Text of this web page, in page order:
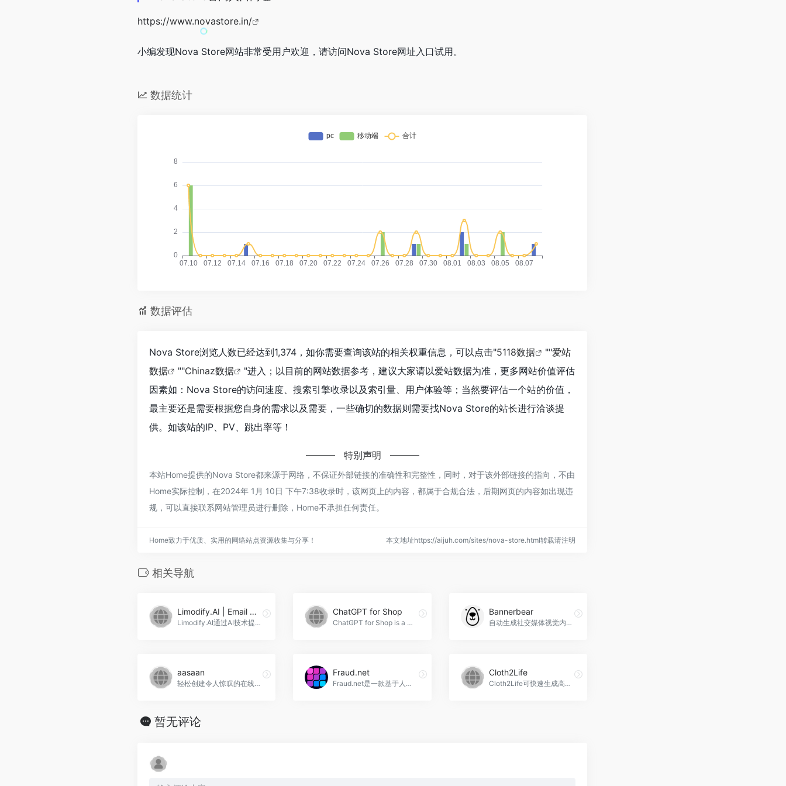
https://www.novastore.in/
小编发现Nova Store网站非常受用户欢迎，请访问Nova Store网址入口试用。
数据统计
数据评估
Nova Store浏览人数已经达到1,374，如你需要查询该站的相关权重信息，可以点击"5118数据 ""爱站
数据
""Chinaz数据
"进入；以目前的网站数据参考，建议大家请以爱站数据为准，更多网站价值评估
因素如：Nova Store的访问速度、搜索引擎收录以及索引量、用户体验等；当然要评估一个站的价值，
最主要还是需要根据您自身的需求以及需要，一些确切的数据则需要找Nova Store的站长进行洽谈提
供。如该站的IP、PV、跳出率等！
特别声明
本站Home提供的Nova Store都来源于网络，不保证外部链接的准确性和完整性，同时，对于该外部链接的指向，不由
Home实际控制，在2024年 1月 10日 下午7:38收录时，该网页上的内容，都属于合规合法，后期网页的内容如出现违
规，可以直接联系网站管理员进行删除，Home不承担任何责任。
Home致力于优质、实用的网络站点资源收集与分享！ 本文地址https://aijuh.com/sites/nova-store.html转载请注明
相关导航
Limodify.AI | Email Marketing Design Meets AI
Limodify.AI通过AI技术提供电子商务邮件创建服务。Limodify.AI | Email Marketing Design Meets AI官网入口网址
ChatGPT for Shop
ChatGPT for Shop is a brows...，ChatGPT for Shop官网入口网址
Bannerbear
自动生成社交媒体视觉内容的API，Bannerbear官网入口网址
aasaan
轻松创建令人惊叹的在线商店，提升销售，aasaan官网入口网址
Fraud.net
Fraud.net是一款基于人工智能和机器学习的欺诈检测平台，使用深度学习、神经网络和专有的数据科学方法，为各行业提供准确的洞察力和风险评估，帮助企业减少欺诈活动，Fraud.net官网入口网址
Cloth2Life
Cloth2Life可快速生成高质量模特图，节省成本与时间，用于电商产品展示等场景。
暂无评论